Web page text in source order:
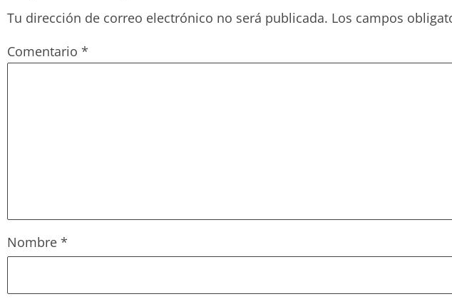
Tu dirección de correo electrónico no será publicada. Los campos
Comentario *
Nombre *